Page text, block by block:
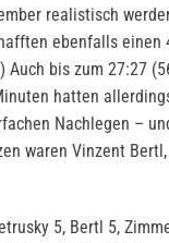
realistisch
ebenfalls einen
Auch bis zum 27:27
hatten
Nachlegen –
waren Vinzent
5, Bertl 5,